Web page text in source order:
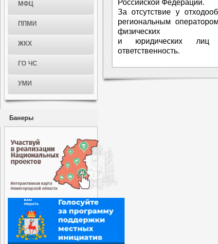
МФЦ
ППМИ
ЖКХ
ГО ЧС
УМИ
Банеры
Российской Федерации.
За отсутствие у
региональным
физических
и юридических лиц
ответственность.